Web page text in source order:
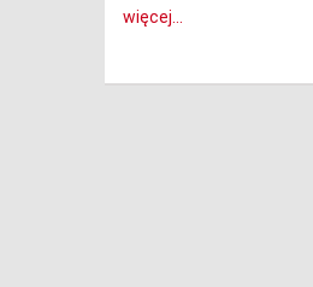
więcej...